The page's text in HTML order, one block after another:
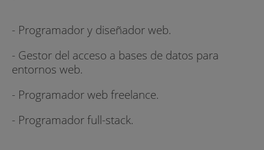
- Programador y diseñador web.
- Gestor del acceso a bases de datos para
entornos web.
- Programador web freelance.
- Programador full-stack.